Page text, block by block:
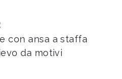
con ansa a staffa
da motivi